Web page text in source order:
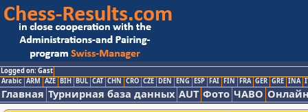
Logged on: Gast
Arabic ARM AZE BIH BUL CAT CHN CRO CZE DEN ENG ESP FAI FIN FRA GER GRE INA
Главная Турнирная база данных AUT Фото ЧАВО